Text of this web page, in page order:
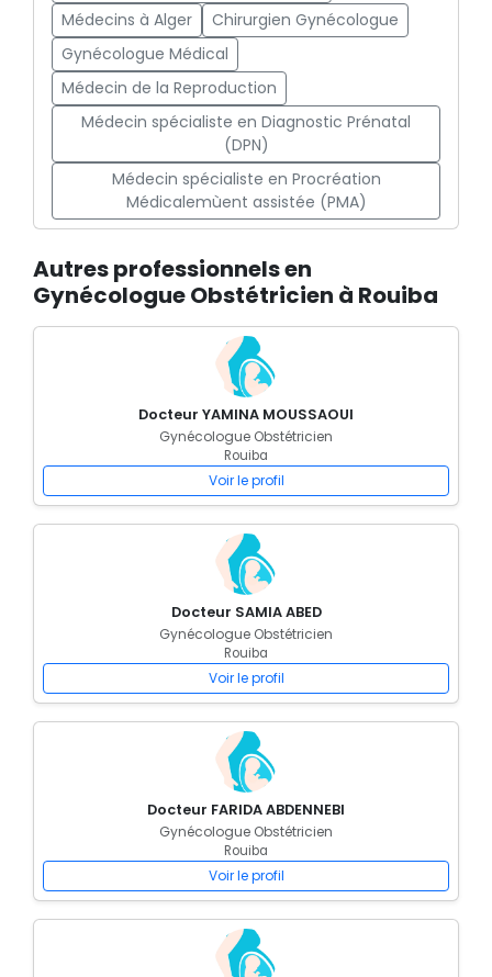
Médecins à Alger
Chirurgien Gynécologue
Gynécologue Médical
Médecin de la Reproduction
Médecin spécialiste en Diagnostic Prénatal
(DPN)
Médecin spécialiste en Procréation
Médicalemùent assistée (PMA)
Autres professionnels en
Gynécologue Obstétricien à Rouiba
Docteur YAMINA MOUSSAOUI
Gynécologue Obstétricien
Rouiba
Voir le profil
Docteur SAMIA ABED
Gynécologue Obstétricien
Rouiba
Voir le profil
Docteur FARIDA ABDENNEBI
Gynécologue Obstétricien
Rouiba
Voir le profil